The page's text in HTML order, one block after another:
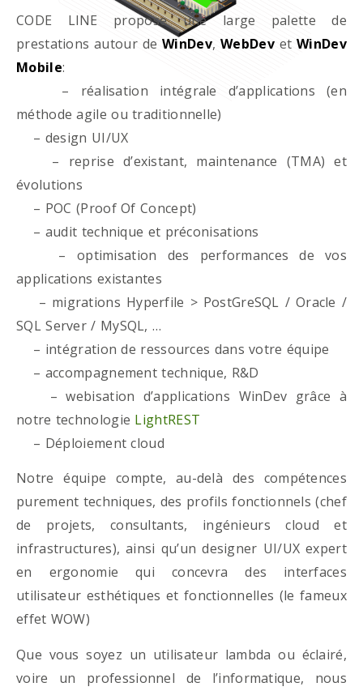
CODE LINE propose une large palette de
prestations autour deWinDev,WebDevet WinDev
Mobile:
– réalisation intégrale d’applications (en
méthode agile ou traditionnelle)
– design UI/UX
– reprise d’existant, maintenance (TMA) et
évolutions
– POC (Proof Of Concept)
– audit technique et préconisations
– optimisation des performances de vos
applications existantes
– migrations Hyperfile > PostGreSQL / Oracle /
SQL Server / MySQL, …
– intégration de ressources dans votre équipe
– accompagnement technique, R&D
– webisation d’applications WinDev grâce à
notre technologie LightREST
– Déploiement cloud
Notre équipe compte, au-delà des compétences
purement techniques, des profils fonctionnels (chef
de projets, consultants, ingénieurs cloud et
infrastructures), ainsi qu’un designer UI/UX expert
en ergonomie qui concevra des interfaces
utilisateur esthétiques et fonctionnelles (le fameux
effet WOW)
Que vous soyez un utilisateur lambda ou éclairé,
voire un professionnel de l’informatique, nous